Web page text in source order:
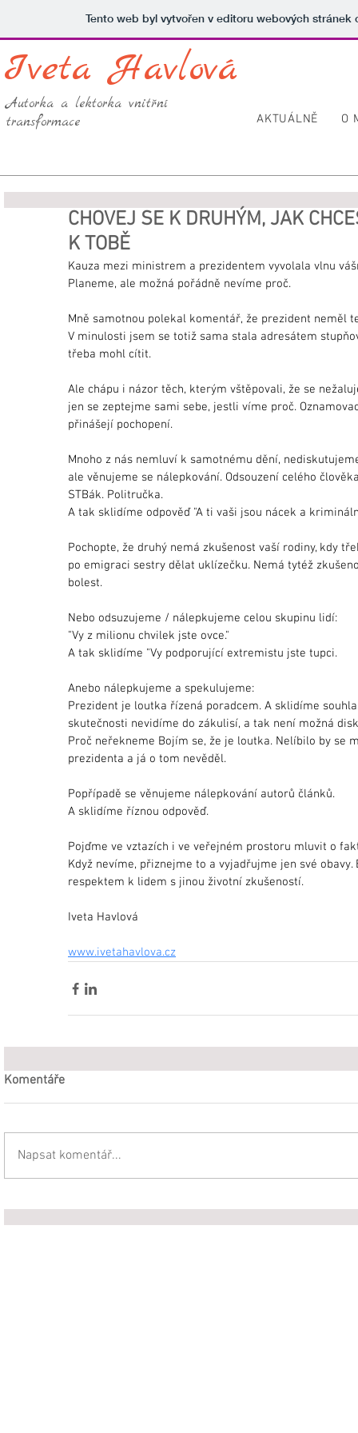
Tento web byl vytvořen v editoru webových stránek
AKTUÁLNĚ O
Iveta Havlová
Autorka a lektorka vnitřní
transformace
CHOVEJ SE K DRUHÝM, JAK
K TOBĚ
Kauza mezi ministrem a prezidentem vyvolala vlnu
Planeme, ale možná pořádně nevíme proč.
Mně samotnou polekal komentář, že prezident neměl
V minulosti jsem se totiž sama stala adresátem
třeba mohl cítit.
Ale chápu i názor těch, kterým vštěpovali, že se
jen se zeptejme sami sebe, jestli víme proč.
přinášejí pochopení.
Mnoho z nás nemluví k samotnému dění,
ale věnujeme se nálepkování. Odsouzení celého
STBák. Politručka.
A tak sklidíme odpověď "A ti vaši jsou nácek a
Pochopte, že druhý nemá zkušenost vaší rodiny, kdy
po emigraci sestry dělat uklízečku. Nemá tytéž
bolest.
Nebo odsuzujeme / nálepkujeme celou skupinu lidí:
"Vy z milionu chvilek jste ovce."
A tak sklidíme "Vy podporující extremistu jste tupci.
Anebo nálepkujeme a spekulujeme:
Prezident je loutka řízená poradcem. A sklidíme
skutečnosti nevidíme do zákulisí, a tak není možná
Proč neřekneme Bojím se, že je loutka. Nelíbilo by se
prezidenta a já o tom nevěděl.
Popřípadě se věnujeme nálepkování autorů článků.
A sklidíme říznou odpověď.
Pojďme ve vztazích i ve veřejném prostoru mluvit o
Když nevíme, přiznejme to a vyjadřujme jen své
respektem k lidem s jinou životní zkušeností.
Iveta Havlová
www.ivetahavlova.cz
Komentáře
Napsat komentář...